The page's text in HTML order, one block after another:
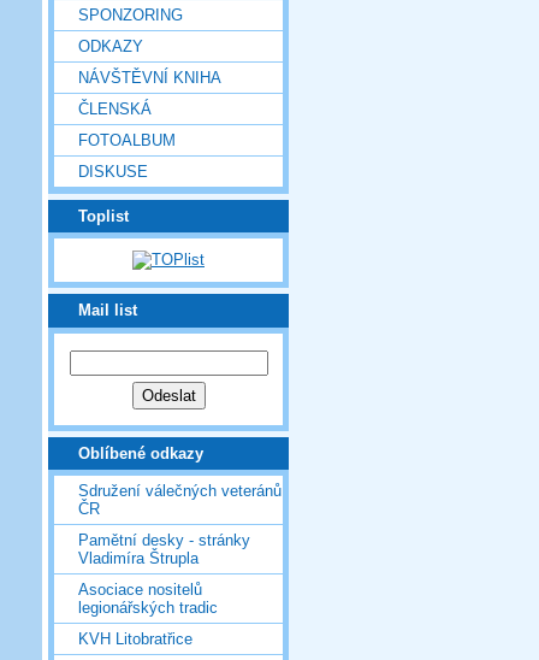
SPONZORING
ODKAZY
NÁVŠTĚVNÍ KNIHA
ČLENSKÁ
FOTOALBUM
DISKUSE
Toplist
Mail list
Oblíbené odkazy
Sdružení válečných veteránů
ČR
Pamětní desky - stránky
Vladimíra Štrupla
Asociace nositelů
legionářských tradic
KVH Litobratřice